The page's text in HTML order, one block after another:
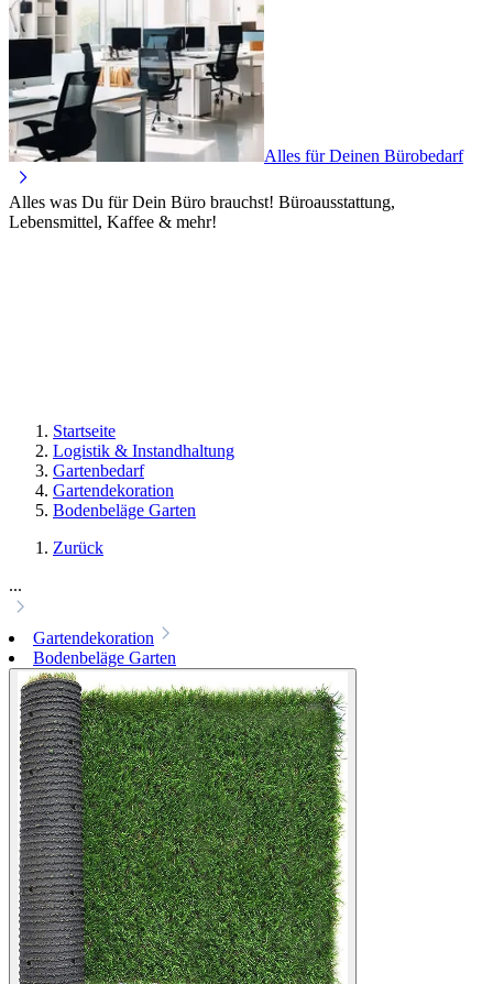
Alles für Deinen Bürobedarf
Alles was Du für Dein Büro brauchst! Büroausstattung,
Lebensmittel, Kaffee & mehr!
Startseite
Logistik & Instandhaltung
Gartenbedarf
Gartendekoration
Bodenbeläge Garten
Zurück
...
Gartendekoration
Bodenbeläge Garten